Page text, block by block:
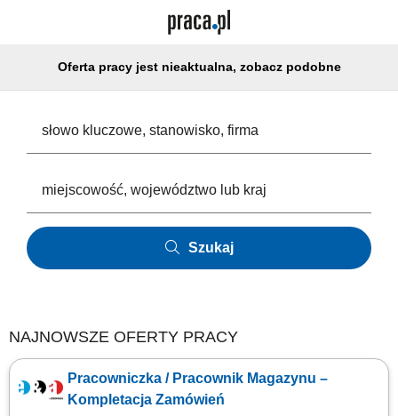
Oferta pracy jest nieaktualna, zobacz podobne
Szukaj
NAJNOWSZE OFERTY PRACY
Pracowniczka / Pracownik Magazynu –
Kompletacja Zamówień